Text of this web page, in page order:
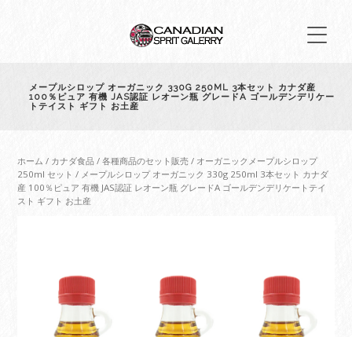
メープルシロップ オーガニック 330G 250ML 3本セット カナダ産
100％ピュア 有機 JAS認証 レオーン瓶 グレードA ゴールデンデリケー
トテイスト ギフト お土産
ホーム / カナダ食品 /各種商品のセット販売 / オーガニックメープルシロップ
250ml セット / メープルシロップ オーガニック 330g 250ml 3本セット カナダ
産 100％ピュア 有機 JAS認証 レオーン瓶 グレードA ゴールデンデリケートテイ
スト ギフト お土産